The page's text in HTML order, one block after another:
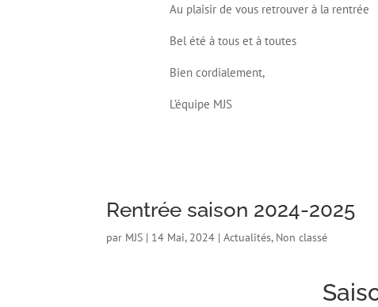
Au plaisir de vous retrouver à la rentrée
Bel été à tous et à toutes
Bien cordialement,
L’équipe MJS
Rentrée saison 2024-2025
par MJS | 14 Mai, 2024 |Actualités, Non classé